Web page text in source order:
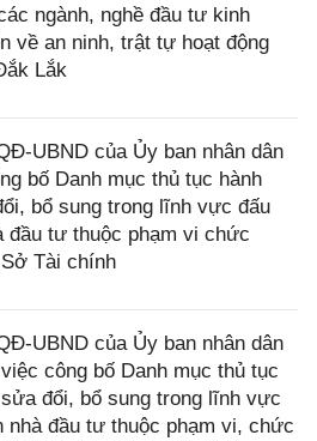
ngành, nghề đầu tư kinh
về an ninh, trật tự hoạt động
Lắk
UBND của Ủy ban nhân dân
bố Danh mục thủ tục hành
bổ sung trong lĩnh vực đấu
đầu tư thuộc phạm vi chức
Tài chính
UBND của Ủy ban nhân dân
công bố Danh mục thủ tục
đổi, bổ sung trong lĩnh vực
nhà đầu tư thuộc phạm vi, chức